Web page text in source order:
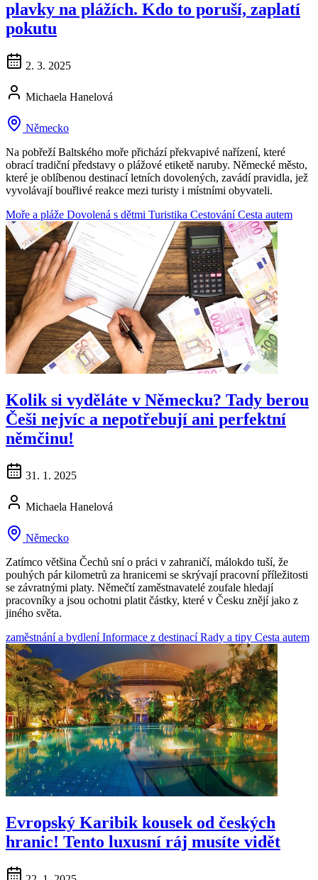
plavky na plážích. Kdo to poruší, zaplatí
pokutu
2. 3. 2025
Michaela Hanelová
Německo
Na pobřeží Baltského moře přichází překvapivé nařízení, které
obrací tradiční představy o plážové etiketě naruby. Německé město,
které je oblíbenou destinací letních dovolených, zavádí pravidla, jež
vyvolávají bouřlivé reakce mezi turisty i místními obyvateli.
Moře a pláže Dovolená s dětmi Turistika CestováníCesta autem
Kolik si vyděláte v Německu? Tady berou
Češi nejvíc a nepotřebují ani perfektní
němčinu!
31. 1. 2025
Michaela Hanelová
Německo
Zatímco většina Čechů sní o práci v zahraničí, málokdo tuší, že
pouhých pár kilometrů za hranicemi se skrývají pracovní příležitosti
se závratnými platy. Němečtí zaměstnavatelé zoufale hledají
pracovníky a jsou ochotni platit částky, které v Česku znějí jako z
jiného světa.
zaměstnání a bydlení Informace z destinací Rady a tipy Cesta autem
Evropský Karibik kousek od českých
hranic! Tento luxusní ráj musíte vidět